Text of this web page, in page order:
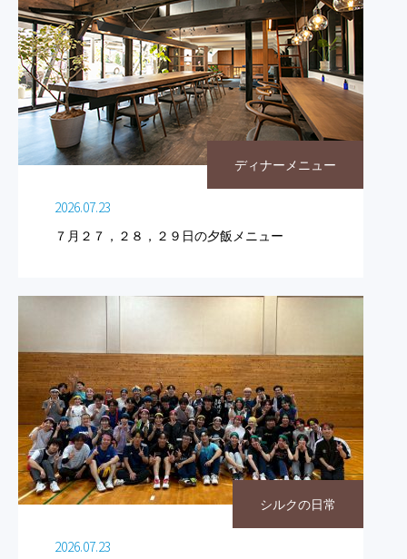
ディナーメニュー
2026.07.23
７月２７，２８，２９日の夕飯メニュー
シルクの日常
2026.07.23